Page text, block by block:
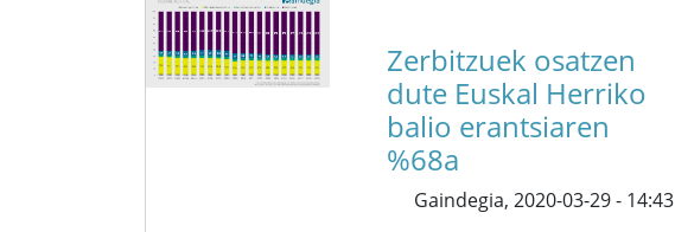
Zerbitzuek osatzen
dute Euskal Herriko
balio erantsiaren
%68a
Gaindegia, 2020-03-29 - 14:43